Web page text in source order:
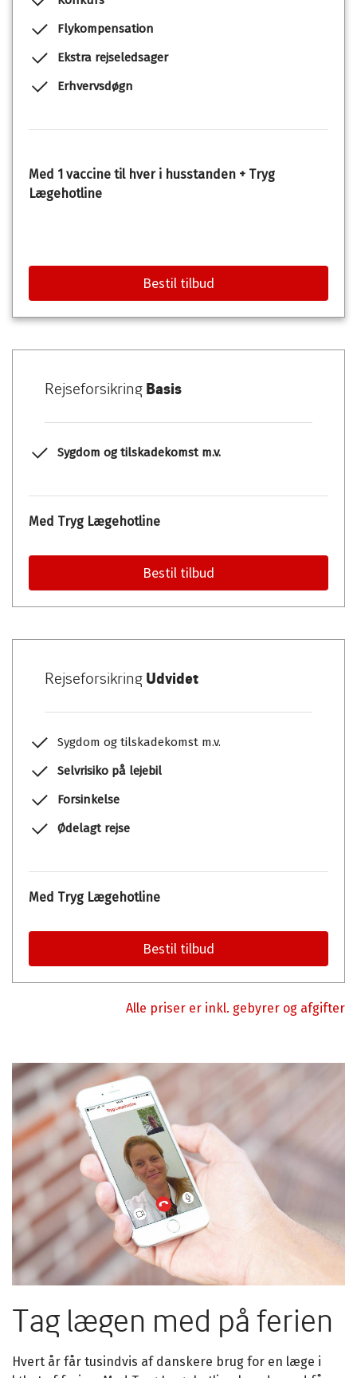
Rejseforsikring Basis
Sygdom og tilskadekomst m.v.
Med Tryg Lægehotline
Bestil tilbud
Rejseforsikring Udvidet
Sygdom og tilskadekomst m.v.
Selvrisiko på lejebil
Forsinkelse
Ødelagt rejse
Med Tryg Lægehotline
Bestil tilbud
Flykompensation
Ekstra rejseledsager
Erhvervsdøgn
Med 1 vaccine til hver i husstanden + Tryg
Lægehotline
Bestil tilbud
Alle priser er inkl. gebyrer og afgifter
Tag lægen med på ferien
Hvert år får tusindvis af danskere brug for en læge i